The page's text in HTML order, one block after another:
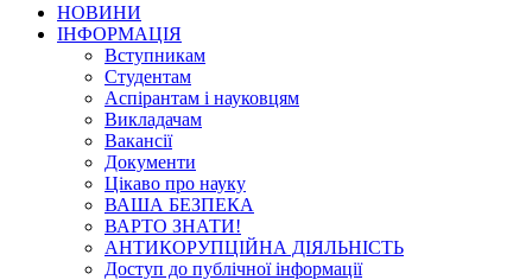
НОВИНИ
ІНФОРМАЦІЯ
Вступникам
Студентам
Аспірантам і науковцям
Викладачам
Вакансії
Документи
Цікаво про науку
ВАША БЕЗПЕКА
ВАРТО ЗНАТИ!
АНТИКОРУПЦІЙНА ДІЯЛЬНІСТЬ
Доступ до публічної інформації